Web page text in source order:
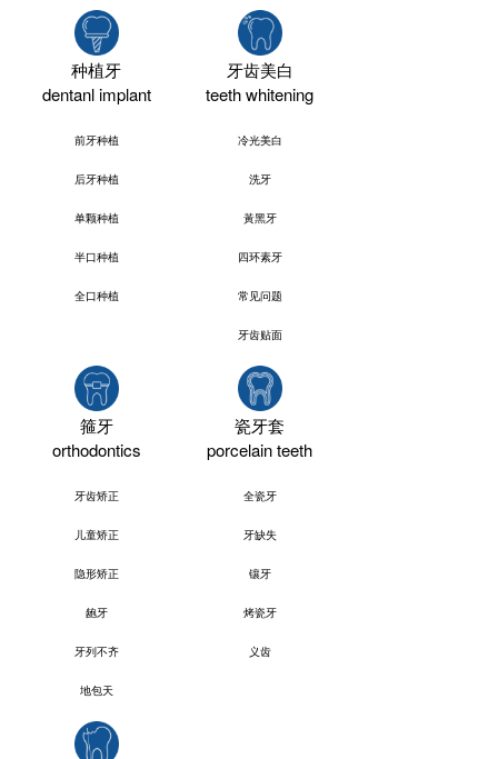
种植牙
dentanl implant
前牙种植
后牙种植
单颗种植
半口种植
全口种植
牙齿美白
teeth whitening
冷光美白
洗牙
黃黑牙
四环素牙
常见问题
牙齿贴面
箍牙
orthodontics
牙齿矫正
儿童矫正
隐形矫正
龅牙
牙列不齐
地包天
瓷牙套
porcelain teeth
全瓷牙
牙缺失
镶牙
烤瓷牙
义齿